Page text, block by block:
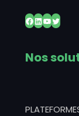
Facebook
LinkedIn
Nos